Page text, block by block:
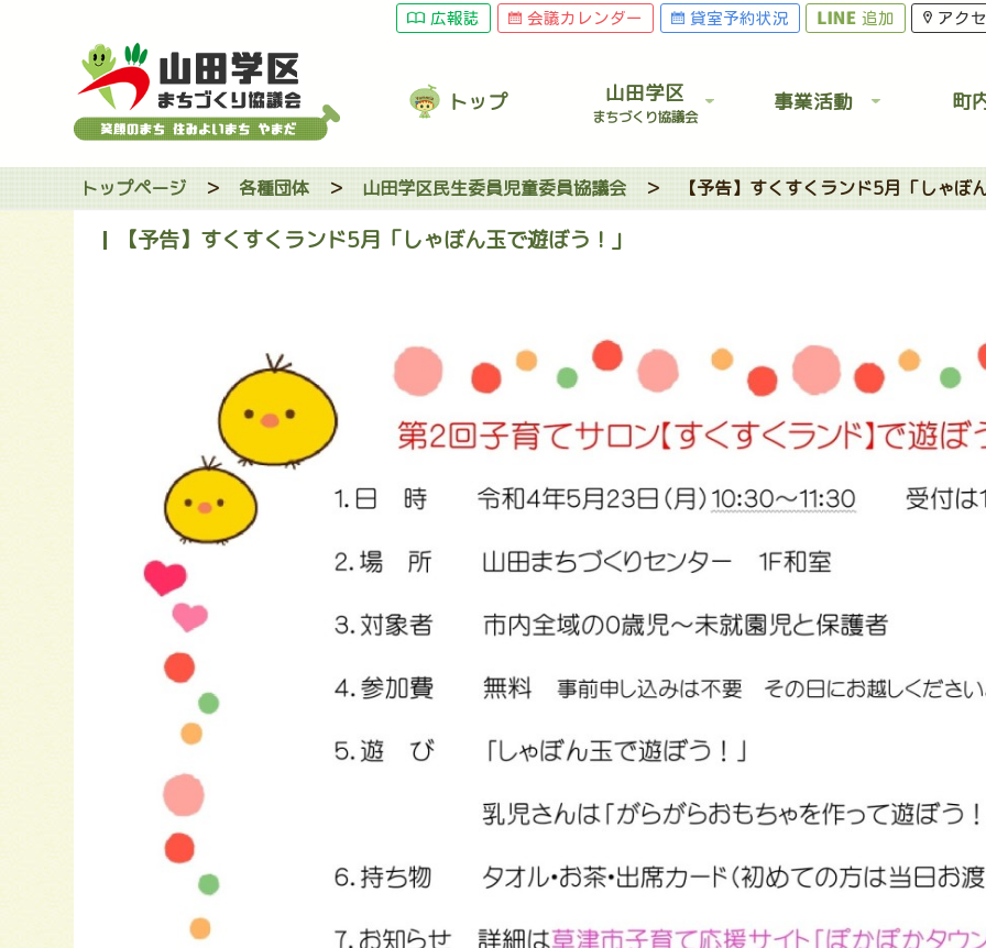
広報誌 会議カレンダー 貸室予約状況 追加 アク
トップ 山田学区
まちづくり協議会
事業活動 町
トップページ ＞ 各種団体 ＞ 山田学区民生委員児童委員協議会 ＞ 【予告】すくすくランド5月「しゃぼ
【予告】すくすくランド5月「しゃぼん玉で遊ぼう！」